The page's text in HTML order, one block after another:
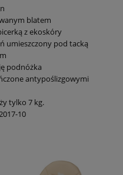
blatem
z ekoskóry
umieszczony pod tacką
podnóżka
antypoślizgowymi
tylko 7 kg.
10